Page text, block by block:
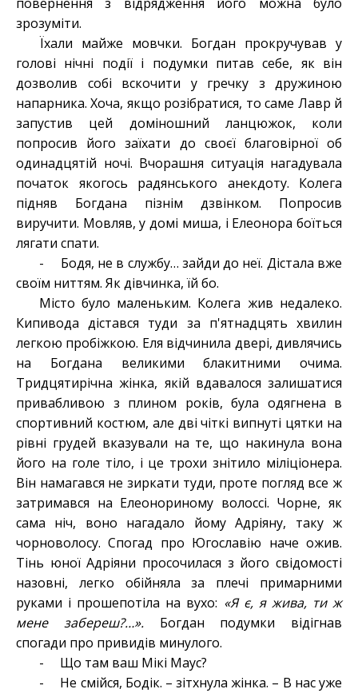
повернення з відрядження його можна було
зрозуміти.
Їхали майже мовчки. Богдан прокручував у
голові нічні події і подумки питав себе, як він
дозволив собі вскочити у гречку з дружиною
напарника. Хоча, якщо розібратися, то саме Лавр й
запустив цей доміношний ланцюжок, коли
попросив його заїхати до своєї благовірної об
одинадцятій ночі. Вчорашня ситуація нагадувала
початок якогось радянського анекдоту. Колега
підняв Богдана пізнім дзвінком. Попросив
виручити. Мовляв, у домі миша, і Елеонора боїться
лягати спати.
- Бодя, не в службу… зайди до неї. Дістала вже
своїм ниттям. Як дівчинка, їй бо.
Місто було маленьким. Колега жив недалеко.
Кипивода дістався туди за п'ятнадцять хвилин
легкою пробіжкою. Еля відчинила двері, дивлячись
на Богдана великими блакитними очима.
Тридцятирічна жінка, якій вдавалося залишатися
привабливою з плином років, була одягнена в
спортивний костюм, але дві чіткі випнуті цятки на
рівні грудей вказували на те, що накинула вона
його на голе тіло, і це трохи знітило міліціонера.
Він намагався не зиркати туди, проте погляд все ж
затримався на Елеонориному волоссі. Чорне, як
сама ніч, воно нагадало йому Адріяну, таку ж
чорноволосу. Спогад про Югославію наче ожив.
Тінь юної Адріяни просочилася з його свідомості
назовні, легко обійняла за плечі примарними
руками і прошепотіла на вухо: «Я є, я жива, ти ж
мене забереш?…».Богдан подумки відігнав
спогади про привидів минулого.
- Що там ваш Мікі Маус?
- Не смійся, Бодік. – зітхнула жінка. – В нас уже